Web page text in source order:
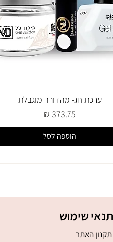
ערכת חג- מהדורה מוגבלת
מחיר
הוספה לסל
תנאי שימוש
תקנון האתר